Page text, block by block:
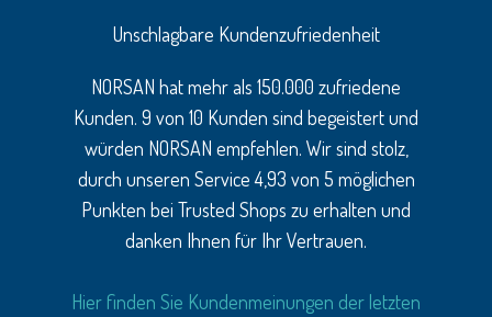
Unschlagbare Kundenzufriedenheit
NORSAN hat mehr als 150.000 zufriedene
Kunden. 9 von 10 Kunden sind begeistert und
würden NORSAN empfehlen. Wir sind stolz,
durch unseren Service 4,93 von 5 möglichen
Punkten bei Trusted Shops zu erhalten und
danken Ihnen für Ihr Vertrauen.
Hier finden Sie Kundenmeinungen der letzten